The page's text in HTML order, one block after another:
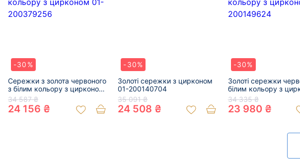
-30%
Сережки з золота червоного
з білим кольору з цирконом
01-200379256
34 587 ₴
24 156 ₴
-30%
Золоті сережки з цирконом
01-200140704
35 091 ₴
24 508 ₴
-30%
Золоті сережки
білим кольору з
01-200149624
34 335 ₴
23 980 ₴